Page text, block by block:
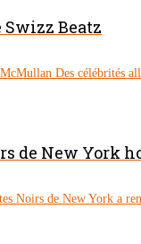
Swizz Beatz
Des célébrités
de New York
Noirs de New York a